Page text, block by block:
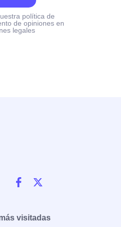
política de
de opiniones en
legales
visitadas